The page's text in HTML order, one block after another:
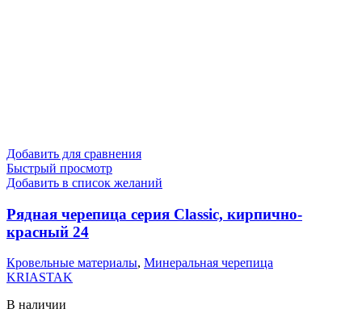
Добавить для сравнения
Быстрый просмотр
Добавить в список желаний
Рядная черепица серия Classic, кирпично-
красный 24
Кровельные материалы, Минеральная черепица
KRIASTAK
В наличии